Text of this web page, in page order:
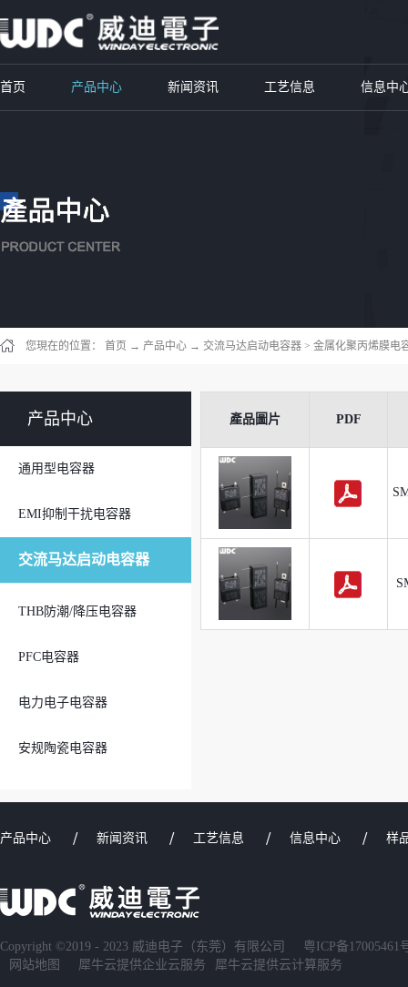
首页 产品中心 新闻资讯 工艺信息 信息中
您現在的位置： 首页 → 产品中心 → 交流马达启动电容器 > 金属化聚丙烯膜电
产品中心
通用型电容器
EMI抑制干扰电容器
交流马达启动电容器
THB防潮/降压电容器
PFC电容器
电力电子电容器
安规陶瓷电容器
產品圖片 PDF
产品中心 新闻资讯 工艺信息 信息中心 样
Copyright ©2019 - 2023 威迪电子（东莞）有限公司
粤ICP备17005461
网站地图
犀牛云提供企业云服务 犀牛云提供云计算服务